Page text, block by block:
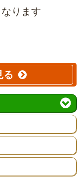
ります
る